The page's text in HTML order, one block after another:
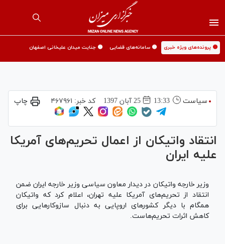
🟡 پرونده‌های ویژه خبری 🟡 سامانه‌های قضایی 🟡 جنایت میدان علیخانی اصفهان
سیاست 13:33 25 آبان 1397 کد خبر: ۴۶۷۹۶۱ چاپ
انتقاد واتیکان از اعمال تحریم‌های آمریکا
علیه ایران
وزیر خارجه واتیکان در دیدار معاون سیاسی وزیر خارجه ایران ضمن
انتقاد از تحریم‌های آمریکا علیه تهران، اعلام کرد که واتیکان
همگام با دیگر کشورهای اروپایی به دنبال سازوکارهایی برای
کاهش اثرات تحریم‌هاست.